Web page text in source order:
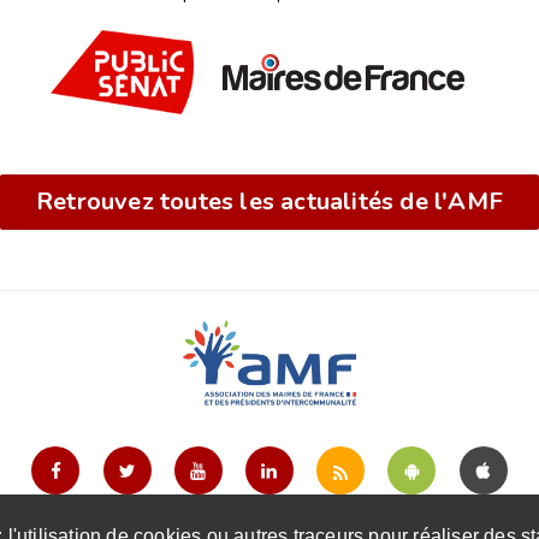
Retrouvez toutes les actualités de l'AMF
maires de France et des présidents d'intercommunalité |